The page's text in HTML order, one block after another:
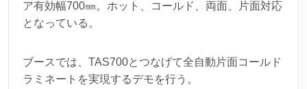
ア有効幅700㎜。ホット、コールド、両面、片面対応
となっている。
ブースでは、TAS700とつなげて全自動片面コールド
ラミネートを実現するデモを行う。